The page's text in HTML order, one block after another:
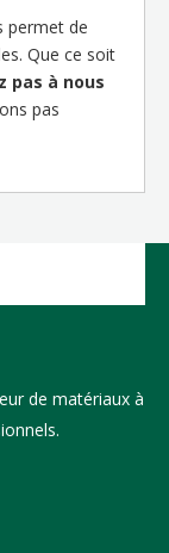
permet de
Que ce soit
pas à nous
pas
de matériaux à